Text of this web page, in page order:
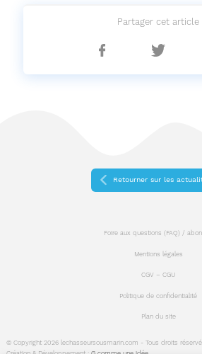
Partager cet article
Partager
Partager
Retourner sur les
© Copyright 2026 lechasseursousmarin.com - Tous droits
Foire aux questions (FAQ) /
Mentions légales
CGV – CGU
Politique de confidentialité
Plan du site